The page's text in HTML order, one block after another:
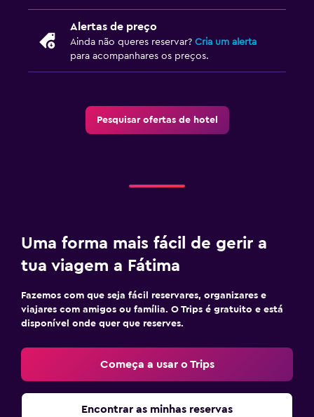
Bar/Lounge
Serviço de babysitter ou acompanhamento de crianças
Berço disponível
Shuttle aeroporto (taxa)
Estacionamento gratuito
Lavandaria
Serviço de lavandaria
Alertas de preço
Ainda não queres reservar? Cria um alerta
para acompanhares os preços.
Pesquisar ofertas de hotel
Uma forma mais fácil de gerir a
tua viagem a Fátima
Fazemos com que seja fácil reservares, organizares e
viajares com amigos ou família. O Trips é gratuito e está
disponível onde quer que reserves.
Começa a usar o Trips
Encontrar as minhas reservas